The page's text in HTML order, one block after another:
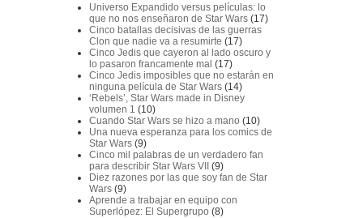
Universo Expandido versus películas: lo
que no nos enseñaron de Star Wars (17)
Cinco batallas decisivas de las guerras
Clon que nadie va a resumirte (17)
Cinco Jedis que cayeron al lado oscuro y
lo pasaron francamente mal (17)
Cinco Jedis imposibles que no estarán en
ninguna película de Star Wars (14)
‘Rebels’, Star Wars made in Disney
volumen 1 (10)
Cuando Star Wars se hizo a mano (10)
Una nueva esperanza para los comics de
Star Wars (9)
Cinco mil palabras de un verdadero fan
para describir Star Wars VII (9)
Diez razones por las que soy fan de Star
Wars (9)
Aprende a trabajar en equipo con
Superlópez: El Supergrupo (8)